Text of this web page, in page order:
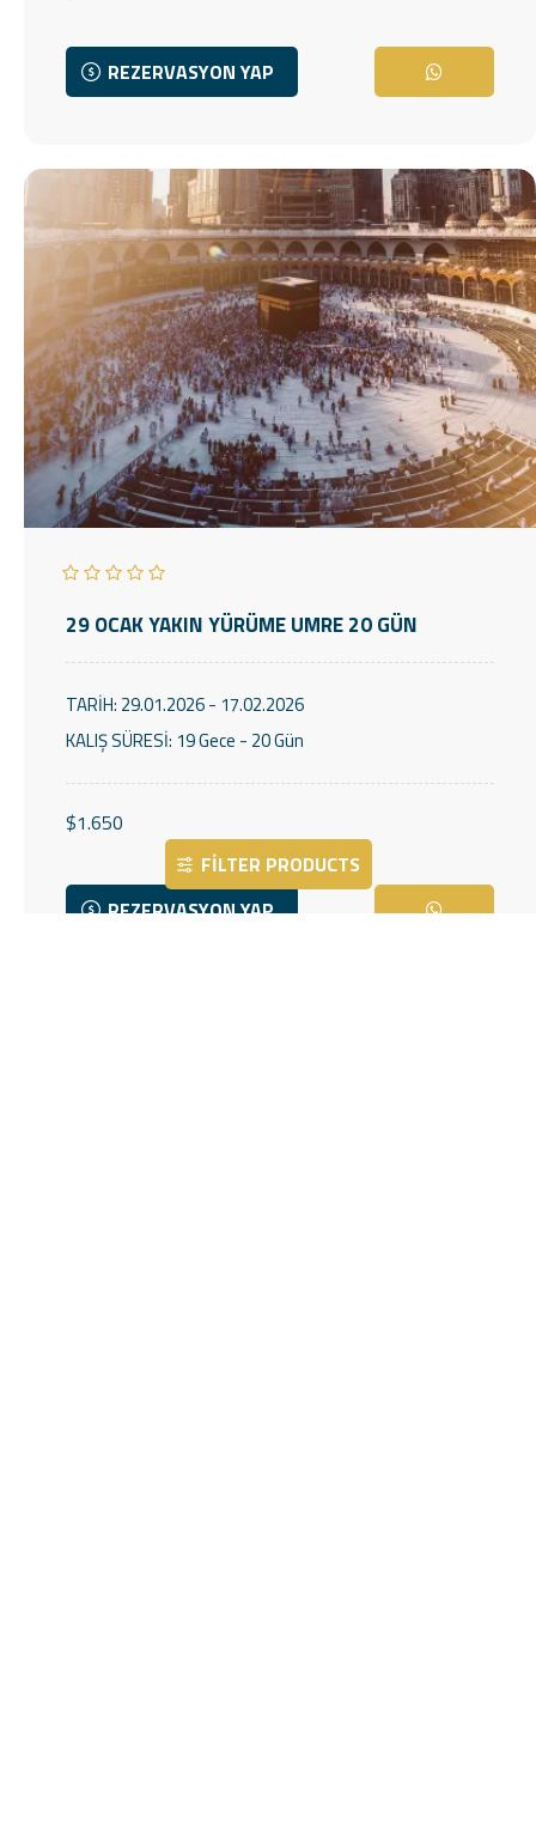
REZERVASYON YAP
TARİH: 29.01.2026 - 17.02.2026
KALIŞ SÜRESİ: 19 Gece - 20 Gün
29 OCAK YAKIN YÜRÜME UMRE 20 GÜN
$1.650
REZERVASYON YAP
FILTER PRODUCTS